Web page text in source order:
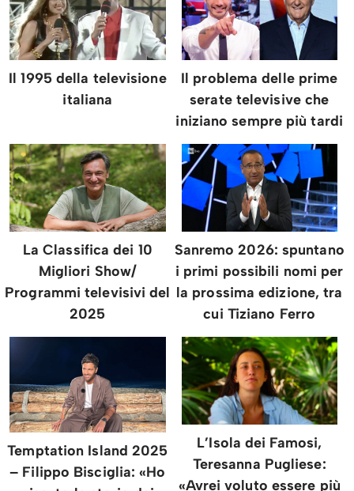
Il 1995 della televisione
italiana
Il problema delle prime
serate televisive che
iniziano sempre più tardi
La Classifica dei 10
Migliori Show/
Programmi televisivi del
2025
Sanremo 2026: spuntano
i primi possibili nomi per
la prossima edizione, tra
cui Tiziano Ferro
Temptation Island 2025
– Filippo Bisciglia: «Ho
L’Isola dei Famosi,
Teresanna Pugliese:
«Avrei voluto essere più